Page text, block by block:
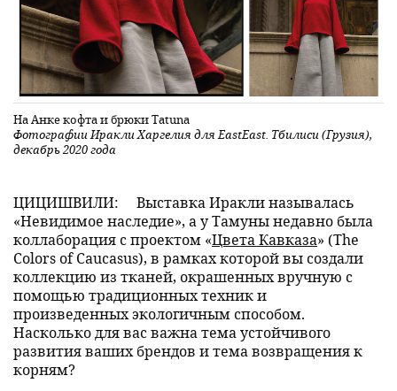
На Анке кофта и брюки Tatuna
Фотографии Иракли Харгелия для EastEast. Тбилиси (Грузия),
декабрь 2020 года
ЦИЦИШВИЛИ:
Выставка Иракли называлась
«Невидимое наследие», а у Тамуны недавно была
коллаборация с проектом «Цвета Кавказа» (The
Colors of Caucasus), в рамках которой вы создали
коллекцию из тканей, окрашенных вручную с
помощью традиционных техник и
произведенных экологичным способом.
Насколько для вас важна тема устойчивого
развития ваших брендов и тема возвращения к
корням?